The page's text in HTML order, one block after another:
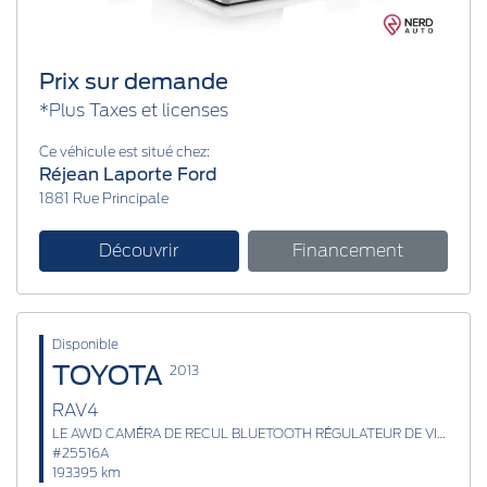
Prix sur demande
*Plus Taxes et licenses
Ce véhicule est situé chez:
Réjean Laporte Ford
1881 Rue Principale
Découvrir Financement
Disponible
TOYOTA 2013
RAV4
#25516A
193395 km